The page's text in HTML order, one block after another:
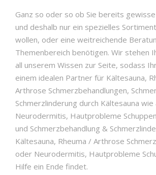
Ganz so oder so ob Sie bereits
und deshalb nur ein spezielles
wollen, oder eine weitreichende
Themenbereich benötigen. Wir stehen
all unserem Wissen zur Seite, sodass
einem idealen Partner für Kältesauna,
Arthrose Schmerzbehandlungen,
Schmerzlinderung durch Kältesauna wie
Neurodermitis, Hautprobleme
und Schmerzbehandlung &
Kältesauna, Rheuma / Arthrose
oder Neurodermitis, Hautprobleme
Hilfe ein Ende findet.